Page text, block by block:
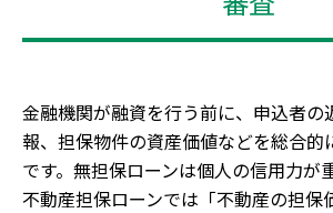
金融機関が融資を行う前に、申込者の
報、担保物件の資産価値などを総合的
です。無担保ローンは個人の信用力が
不動産担保ローンでは「不動産の担保